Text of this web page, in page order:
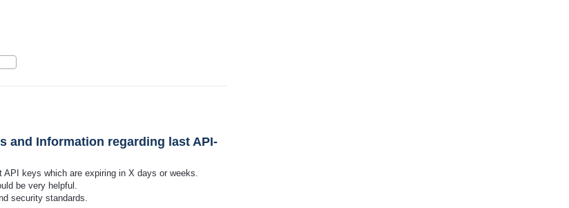
and Information regarding last API-
keys which are expiring in X days or weeks.
be very helpful.
security standards.